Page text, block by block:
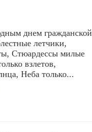
днем гражданской
летчики,
Стюардессы милые
взлетов,
Неба только...